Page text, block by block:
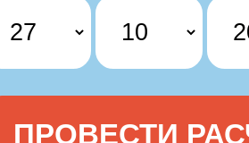
ПРОВЕСТИ